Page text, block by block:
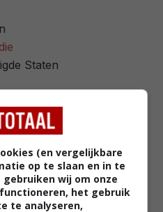
Staten
(en vergelijkbare
op te slaan en in te
gebruiken wij om onze
het gebruik
te analyseren,